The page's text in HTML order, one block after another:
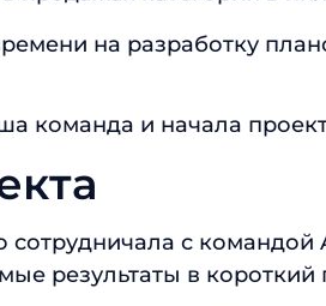
на разработку
команда и начала
сотрудничала с командой
результаты в короткий